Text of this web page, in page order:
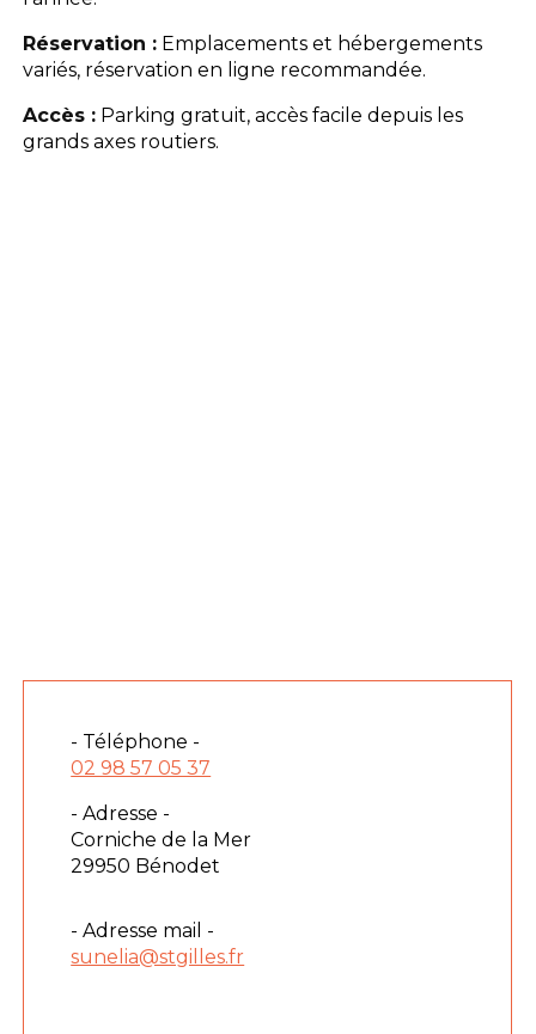
Réservation : Emplacements et hébergements
variés, réservation en ligne recommandée.
Accès : Parking gratuit, accès facile depuis les
grands axes routiers.
- Téléphone -
02 98 57 05 37
- Adresse -
Corniche de la Mer
29950 Bénodet
- Adresse mail -
sunelia@stgilles.fr